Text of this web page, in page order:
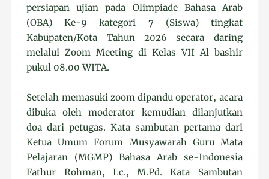
persiapan ujian pada Olimpiade Bahasa Arab
(OBA) Ke-9 kategori 7 (Siswa) tingkat
Kabupaten/Kota Tahun 2026 secara daring
melalui Zoom Meeting di Kelas VII Al bashir
pukul 08.00 WITA.
Setelah memasuki zoom dipandu operator, acara
dibuka oleh moderator kemudian dilanjutkan
doa dari petugas. Kata sambutan pertama dari
Ketua Umum Forum Musyawarah Guru Mata
Pelajaran (MGMP) Bahasa Arab se-Indonesia
Fathur Rohman, Lc., M.Pd. Kata Sambutan